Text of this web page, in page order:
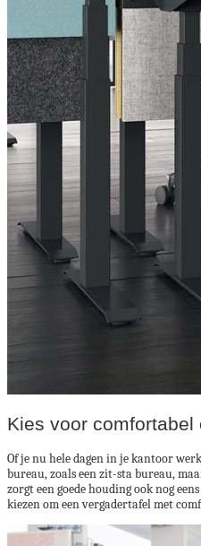
Kies voor
Of je nu hele dagen in je kantoor
bureau, zoals een zit-sta bureau,
zorgt een goede houding ook nog
kiezen om een vergadertafel met